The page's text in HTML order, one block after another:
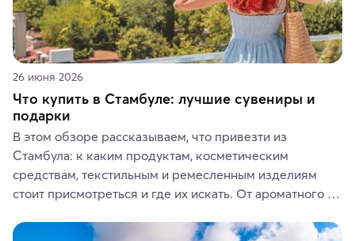
26 июня 2026
Что купить в Стамбуле: лучшие сувениры и
подарки
В этом обзоре рассказываем, что привезти из
Стамбула: к каким продуктам, косметическим
средствам, текстильным и ремесленным изделиям
стоит присмотреться и где их искать. От ароматного
керамики и изделий из кожи на турецких рынках и в